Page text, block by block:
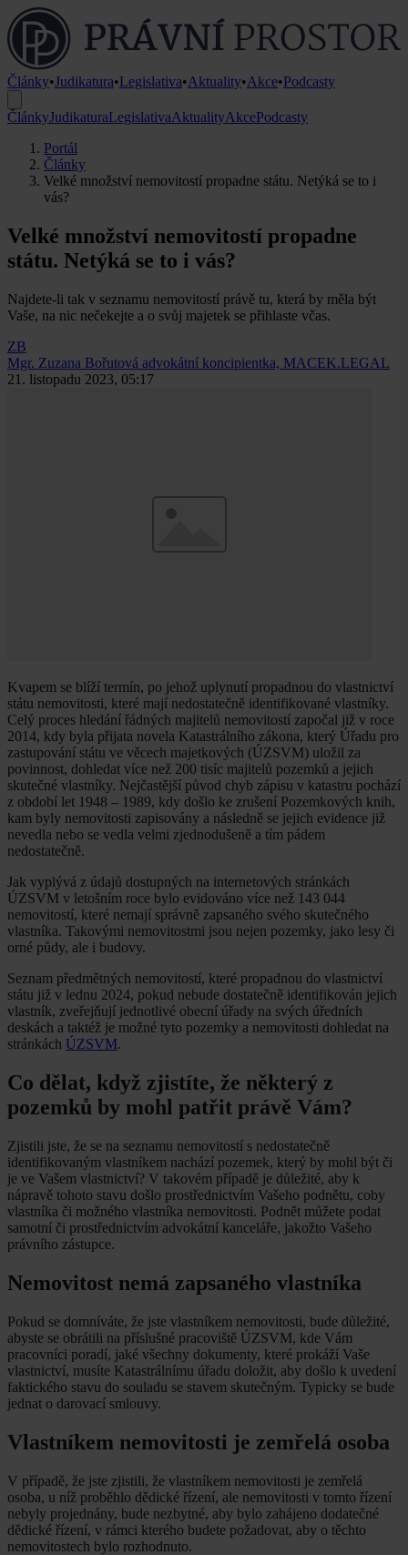
Články•Judikatura•Legislativa•Aktuality•Akce•Podcasty
ČlánkyJudikaturaLegislativaAktualityAkcePodcasty
Portál
Články
Velké množství nemovitostí propadne státu. Netýká se to i
vás?
Velké množství nemovitostí propadne
státu. Netýká se to i vás?
Najdete-li tak v seznamu nemovitostí právě tu, která by měla být
Vaše, na nic nečekejte a o svůj majetek se přihlaste včas.
ZB
Mgr. Zuzana Bořutová advokátní koncipientka, MACEK.LEGAL
21. listopadu 2023, 05:17
Kvapem se blíží termín, po jehož uplynutí propadnou do vlastnictví
státu nemovitosti, které mají nedostatečně identifikované vlastníky.
Celý proces hledání řádných majitelů nemovitostí započal již v roce
2014, kdy byla přijata novela Katastrálního zákona, který Úřadu pro
zastupování státu ve věcech majetkových (ÚZSVM) uložil za
povinnost, dohledat více než 200 tisíc majitelů pozemků a jejich
skutečné vlastníky. Nejčastější původ chyb zápisu v katastru pochází
z období let 1948 – 1989, kdy došlo ke zrušení Pozemkových knih,
kam byly nemovitosti zapisovány a následně se jejich evidence již
nevedla nebo se vedla velmi zjednodušeně a tím pádem
nedostatečně.
Jak vyplývá z údajů dostupných na internetových stránkách
ÚZSVM v letošním roce bylo evidováno více než 143 044
nemovitostí, které nemají správně zapsaného svého skutečného
vlastníka. Takovými nemovitostmi jsou nejen pozemky, jako lesy či
orné půdy, ale i budovy.
Seznam předmětných nemovitostí, které propadnou do vlastnictví
státu již v lednu 2024, pokud nebude dostatečně identifikován jejich
vlastník, zveřejňují jednotlivé obecní úřady na svých úředních
deskách a taktéž je možné tyto pozemky a nemovitosti dohledat na
stránkách ÚZSVM.
Co dělat, když zjistíte, že některý z
pozemků by mohl patřit právě Vám?
Zjistili jste, že se na seznamu nemovitostí s nedostatečně
identifikovaným vlastníkem nachází pozemek, který by mohl být či
je ve Vašem vlastnictví? V takovém případě je důležité, aby k
nápravě tohoto stavu došlo prostřednictvím Vašeho podnětu, coby
vlastníka či možného vlastníka nemovitosti. Podnět můžete podat
samotní či prostřednictvím advokátní kanceláře, jakožto Vašeho
právního zástupce.
Nemovitost nemá zapsaného vlastníka
Pokud se domníváte, že jste vlastníkem nemovitosti, bude důležité,
abyste se obrátili na příslušné pracoviště ÚZSVM, kde Vám
pracovníci poradí, jaké všechny dokumenty, které prokáží Vaše
vlastnictví, musíte Katastrálnímu úřadu doložit, aby došlo k uvedení
faktického stavu do souladu se stavem skutečným. Typicky se bude
jednat o darovací smlouvy.
Vlastníkem nemovitosti je zemřelá osoba
V případě, že jste zjistili, že vlastníkem nemovitosti je zemřelá
osoba, u níž proběhlo dědické řízení, ale nemovitosti v tomto řízení
nebyly projednány, bude nezbytné, aby bylo zahájeno dodatečné
dědické řízení, v rámci kterého budete požadovat, aby o těchto
nemovitostech bylo rozhodnuto.